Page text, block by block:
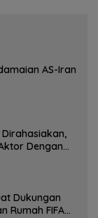
AS-Iran
Dengan
Dukungan
Rumah FIFA